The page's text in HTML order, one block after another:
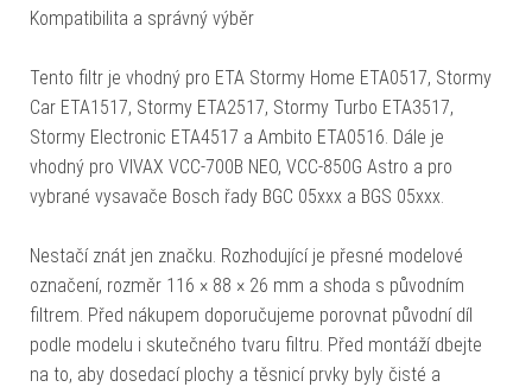
Kompatibilita a správný výběr
Tento filtr je vhodný pro ETA Stormy Home ETA0517, Stormy
Car ETA1517, Stormy ETA2517, Stormy Turbo ETA3517,
Stormy Electronic ETA4517 a Ambito ETA0516. Dále je
vhodný pro VIVAX VCC-700B NEO, VCC-850G Astro a pro
vybrané vysavače Bosch řady BGC 05xxx a BGS 05xxx.
Nestačí znát jen značku. Rozhodující je přesné modelové
označení, rozměr 116 × 88 × 26 mm a shoda s původním
filtrem. Před nákupem doporučujeme porovnat původní díl
podle modelu i skutečného tvaru filtru. Před montáží dbejte
na to, aby dosedací plochy a těsnicí prvky byly čisté a